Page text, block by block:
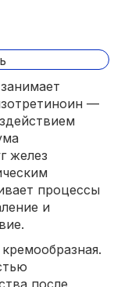
—
желез
процессы
и
после